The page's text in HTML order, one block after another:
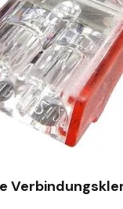
SCHNELLANSICHT